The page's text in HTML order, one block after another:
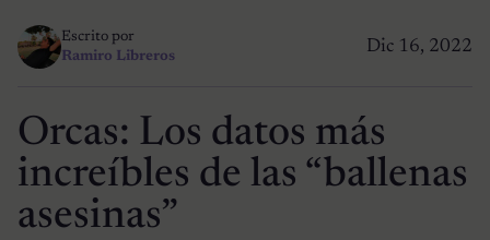
Dic 16, 2022
Escrito por
Ramiro Libreros
Orcas: Los datos más
increíbles de las “ballenas
asesinas”